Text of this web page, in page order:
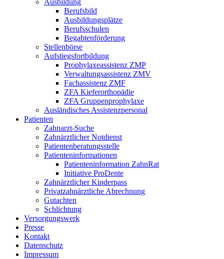
Ausbildung
Berufsbild
Ausbildungsplätze
Berufsschulen
Begabtenförderung
Stellenbörse
Aufstiegsfortbildung
Prophylaxeassistenz ZMP
Verwaltungsassistenz ZMV
Fachassistenz ZMF
ZFA Kieferorthopädie
ZFA Gruppenprophylaxe
Ausländisches Assistenzpersonal
Patienten
Zahnarzt-Suche
Zahnärztlicher Notdienst
Patientenberatungsstelle
Patienteninformationen
Patienteninformation ZahnRat
Initiative ProDente
Zahnärztlicher Kinderpass
Privatzahnärztliche Abrechnung
Gutachten
Schlichtung
Versorgungswerk
Presse
Kontakt
Datenschutz
Impressum